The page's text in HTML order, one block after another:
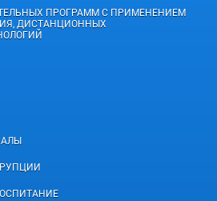
ПРОГРАММ С ПРИМЕНЕНИЕМ
ДИСТАНЦИОННЫХ